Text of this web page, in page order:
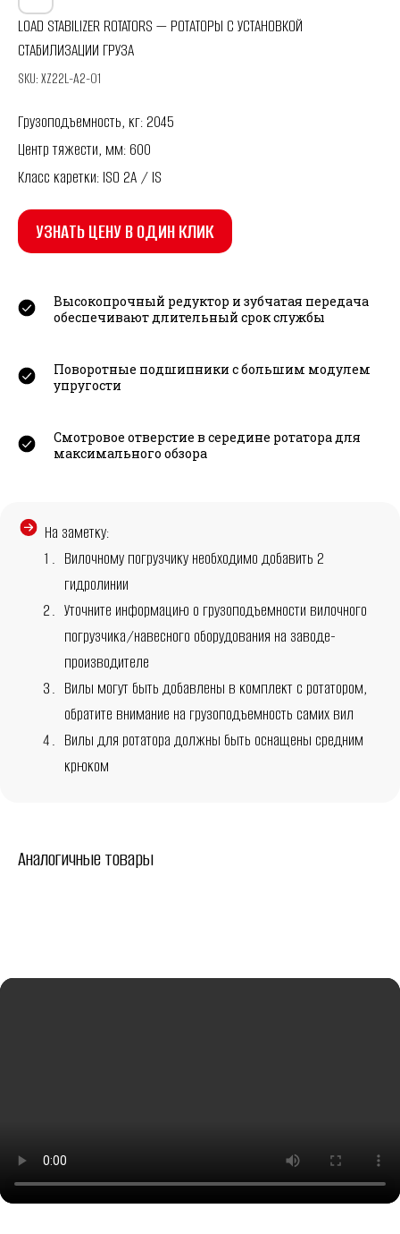
LOAD STABILIZER ROTATORS — РОТАТОРЫ С УСТАНОВКОЙ
СТАБИЛИЗАЦИИ ГРУЗА
SKU:XZ22L-A2-01
Грузоподъемность, кг: 2045
Центр тяжести, мм: 600
Класс каретки: ISO 2A / IS
УЗНАТЬ ЦЕНУ В ОДИН КЛИК
Высокопрочный редуктор и зубчатая передача
обеспечивают длительный срок службы
Поворотные подшипники с большим модулем
упругости
Смотровое отверстие в середине ротатора для
максимального обзора
На заметку:
Вилочному погрузчику необходимо добавить 2
гидролинии
Уточните информацию о грузоподъемности вилочного
погрузчика/навесного оборудования на заводе-
производителе
Вилы могут быть добавлены в комплект с ротатором,
обратите внимание на грузоподъемность самих вил
Вилы для ротатора должны быть оснащены средним
крюком
Аналогичные товары